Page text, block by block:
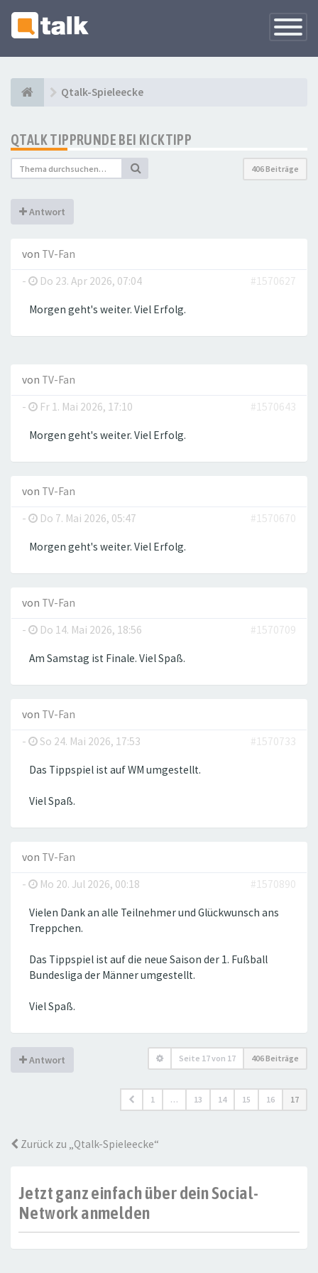
Qtalk-Spieleecke
QTALK TIPPRUNDE BEI KICKTIPP
406 Beiträge
Antwort
von TV-Fan
-
Do 23. Apr 2026, 07:04 #1570627
Morgen geht's weiter. Viel Erfolg.
von TV-Fan
-
Fr 1. Mai 2026, 17:10 #1570643
Morgen geht's weiter. Viel Erfolg.
von TV-Fan
-
Do 7. Mai 2026, 05:47 #1570670
Morgen geht's weiter. Viel Erfolg.
von TV-Fan
-
Do 14. Mai 2026, 18:56 #1570709
Am Samstag ist Finale. Viel Spaß.
von TV-Fan
-
So 24. Mai 2026, 17:53 #1570733
Das Tippspiel ist auf WM umgestellt.
Viel Spaß.
von TV-Fan
-
Mo 20. Jul 2026, 00:18 #1570890
Vielen Dank an alle Teilnehmer und Glückwunsch ans
Treppchen.
Das Tippspiel ist auf die neue Saison der 1. Fußball
Bundesliga der Männer umgestellt.
Viel Spaß.
Antwort Seite 17von 17 406 Beiträge
1 … 13 14 15 16 17
Zurück zu „Qtalk-Spieleecke“
Jetzt ganz einfach über dein Social-
Network anmelden